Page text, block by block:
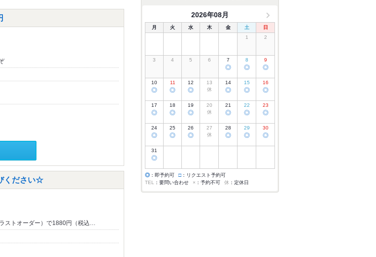
ください☆
ストオーダー）で1880円（税込…
2026年08月
月 火 水 木 金 土
日
1
2
3 4 5 6 7
◎
8
◎
9
◎
10
◎
11
◎
12
◎
13
休
14
◎
15
◎
16
◎
17
◎
18
◎
19
◎
20
休
21
◎
22
◎
23
◎
24
◎
25
◎
26
◎
27
休
28
◎
29
◎
30
◎
31
◎
◎ ：即予約可 □ ：リクエスト予約可
TEL
：要問い合わせ × ：予約不可 休 ：定休日